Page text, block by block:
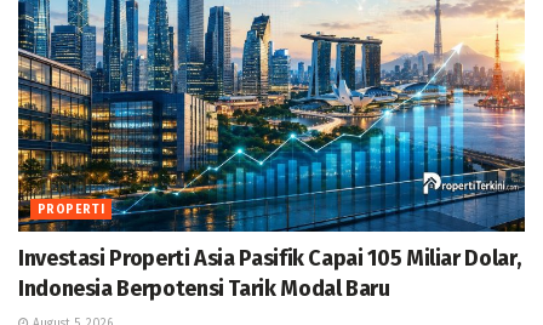
PROPERTI
Investasi Properti Asia Pasifik Capai 105 Miliar Dolar,
Indonesia Berpotensi Tarik Modal Baru